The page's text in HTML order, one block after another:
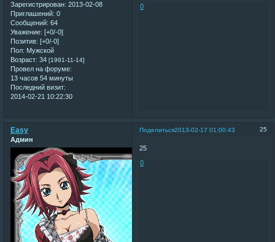
Зарегистрирован: 2013-02-08
Приглашений: 0
Сообщений: 64
Уважение: [+0/-0]
Позитив: [+0/-0]
Пол: Мужской
Возраст: 34 [1991-11-14]
Провел на форуме:
13 часов 54 минуты
Последний визит:
2014-02-21 10:22:30
0
Поделиться 25
2013-02-17 01:00:43
Easy
Админ
25
0